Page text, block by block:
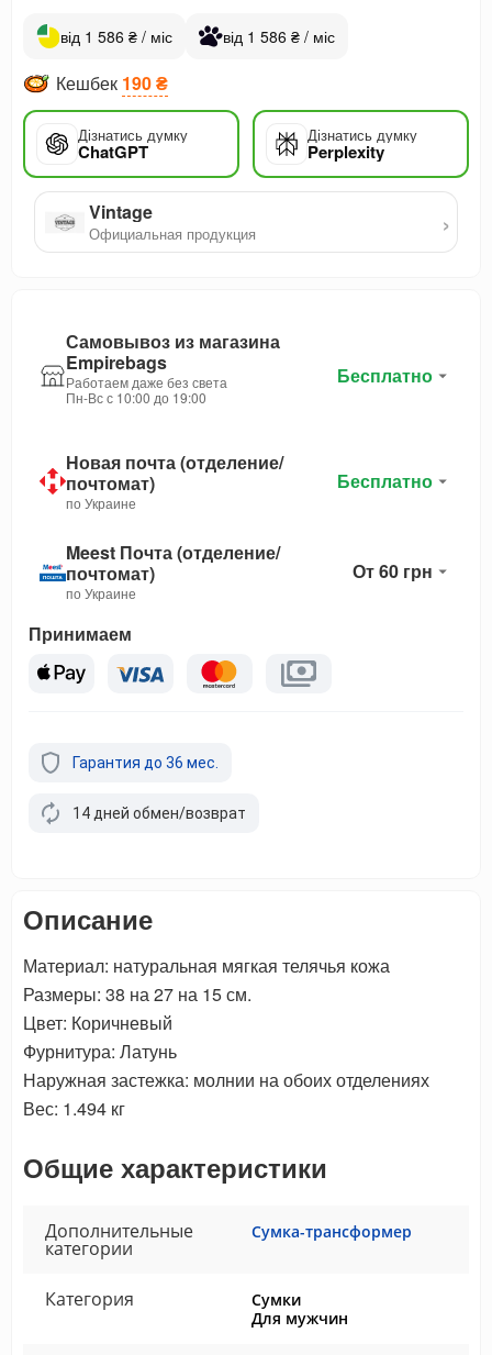
від 1 586 ₴ / міс від 1 586 ₴ / міс
Кешбек 190 ₴
Дізнатись думку
ChatGPT
Дізнатись думку
Perplexity
Vintage
Официальная продукция ›
Самовывоз из магазина
Empirebags
Работаем даже без света
Пн-Вс с 10:00 до 19:00
Бесплатно
Новая почта (отделение/
почтомат)
по Украине
Бесплатно
Meest Почта (отделение/
почтомат)
по Украине
От 60 грн
Принимаем
Гарантия до 36 мес.
14 дней обмен/возврат
Описание
Материал: натуральная мягкая телячья кожа
Размеры: 38 на 27 на 15 см.
Цвет: Коричневый
Фурнитура: Латунь
Наружная застежка: молнии на обоих отделениях
Вес: 1.494 кг
Общие характеристики
Дополнительные
категории
Сумка-трансформер
Категория
Сумки
Для мужчин